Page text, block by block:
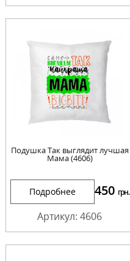
Подушка Так выглядит лучшая
Мама (4606)
Подробнее 450 грн.
Артикул: 4606